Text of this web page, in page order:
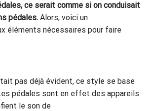
ce serait comme si on conduisait
pédales. Alors, voici un
éléments nécessaires pour faire
pas déjà évident, ce style se base
pédales sont en effet des appareils
le son de